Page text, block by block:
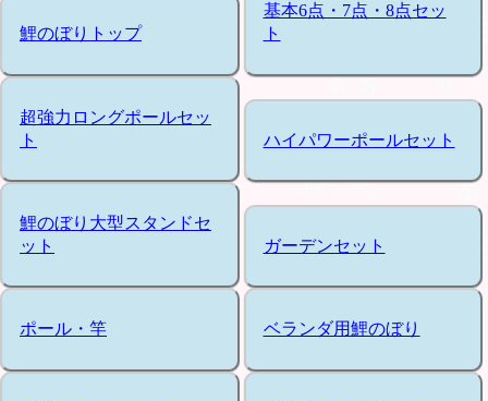
鯉のぼりトップ
基本6点・7点・8点セッ
ト
超強力ロングポールセッ
ト
ハイパワーポールセット
鯉のぼり大型スタンドセ
ット
ガーデンセット
ポール・竿 ベランダ用鯉のぼり